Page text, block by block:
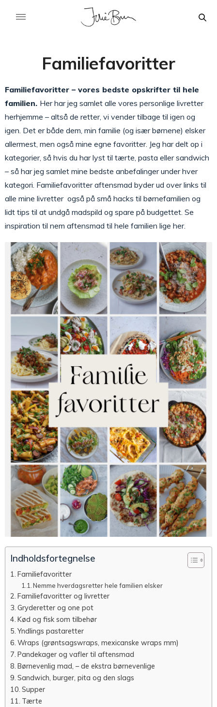
Familiefavoritter
Familiefavoritter – vores bedste opskrifter til hele
familien. Her har jeg samlet alle vores personlige livretter
herhjemme – altså de retter, vi vender tilbage til igen og
igen. Det er både dem, min familie (og især børnene) elsker
allermest, men også mine egne favoritter. Jeg har delt op i
kategorier, så hvis du har lyst til tærte, pasta eller sandwich
– så har jeg samlet mine bedste anbefalinger under hver
kategori. Familiefavoritter aftensmad byder ud over links til
alle mine livretter også på små hacks til børnefamilien og
lidt tips til at undgå madspild og spare på budgettet. Se
inspiration til nem aftensmad til hele familien lige her.
Indholdsfortegnelse
Familiefavoritter
Nemme hverdagsretter hele familien elsker
Familiefavoritter og livretter
Gryderetter og one pot
Kød og fisk som tilbehør
Yndlings pastaretter
Wraps (grøntsagswraps, mexicanske wraps mm)
Pandekager og vafler til aftensmad
Børnevenlig mad, – de ekstra børnevenlige
Sandwich, burger, pita og den slags
Supper
Tærte